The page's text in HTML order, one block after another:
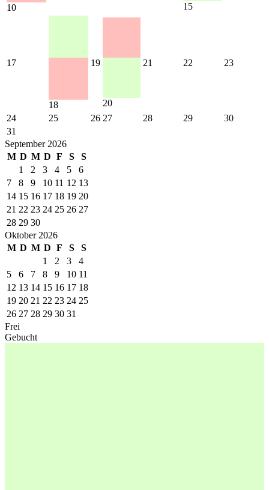
10 15
17
18
19
20
21 22 23
24 25 26 27 28 29
30
31
September 2026
M D M D F S
S
1
2 3 4 5
6
7
8 9 10 11 12 13
14 15 16 17 18 19 20
21 22 23 24 25 26 27
28 29 30
Oktober 2026
M D M D F S
S
1
2 3
4
5
6 7 8 9 10 11
12 13 14 15 16 17 18
19 20 21 22 23 24 25
26 27 28 29 30 31
Frei
Gebucht